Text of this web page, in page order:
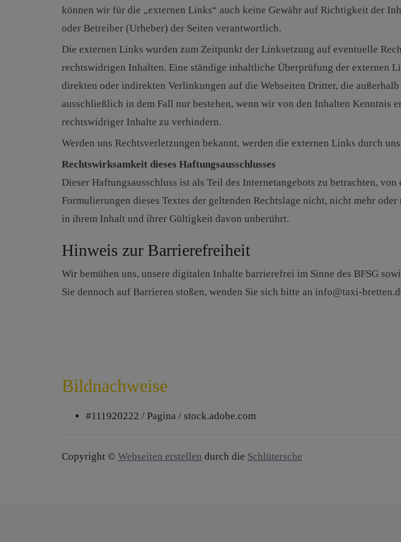
können wir für die „externen Links“ auch keine Gewähr auf Richtigkeit der
oder Betreiber (Urheber) der Seiten verantwortlich.
Die externen Links wurden zum Zeitpunkt der Linksetzung auf eventuelle
rechtswidrigen Inhalten. Eine ständige inhaltliche Überprüfung der externen
direkten oder indirekten Verlinkungen auf die Webseiten Dritter, die
ausschließlich in dem Fall nur bestehen, wenn wir von den Inhalten Kenntnis
rechtswidriger Inhalte zu verhindern.
Werden uns Rechtsverletzungen bekannt, werden die externen Links durch
Rechtswirksamkeit dieses Haftungsausschlusses
Dieser Haftungsausschluss ist als Teil des Internetangebots zu betrachten,
Formulierungen dieses Textes der geltenden Rechtslage nicht, nicht mehr
in ihrem Inhalt und ihrer Gültigkeit davon unberührt.
Hinweis zur Barrierefreiheit
Wir bemühen uns, unsere digitalen Inhalte barrierefrei im Sinne des BFSG
Sie dennoch auf Barrieren stoßen, wenden Sie sich bitte an info@taxi-
Bildnachweise
#111920222 / Pagina / stock.adobe.com
Copyright © Webseiten erstellen durch die Schlütersche